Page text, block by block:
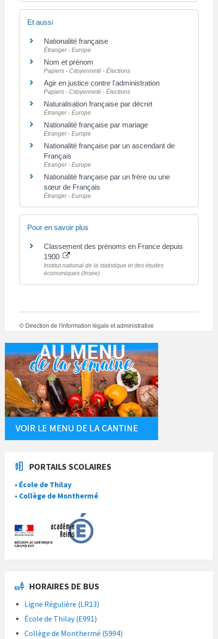
Et aussi
Nationalité française
Étranger - Europe
Nom et prénom
Papiers - Citoyenneté - Élections
Agir en justice contre l'administration
Papiers - Citoyenneté - Élections
Naturalisation française par décret
Étranger - Europe
Nationalité française par mariage
Étranger - Europe
Nationalité française par un ascendant de
Français
Étranger - Europe
Nationalité française par un frère ou une
sœur de Français
Étranger - Europe
Pour en savoir plus
Classement des prénoms en France depuis
1900
Institut national de la statistique et des études
économiques (Insee)
© Direction de l'information légale et administrative
PORTAILS SCOLAIRES
• École de Thilay
• Collège de Monthermé
HORAIRES DE BUS
Ligne Régulière (LR13)
École de Thilay (E991)
Collège de Monthermé (S994)